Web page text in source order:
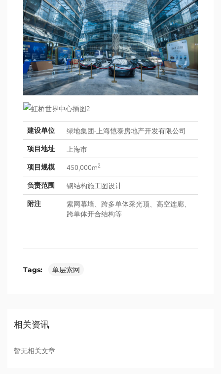
建设单位 绿地集团-上海恺泰房地产开发有限公司
项目地址 上海市
项目规模 450,000m2
负责范围 钢结构施工图设计
附注
索网幕墙、跨多单体采光顶、高空连廊、
跨单体开合结构等
Tags: 单层索网
相关资讯
暂无相关文章